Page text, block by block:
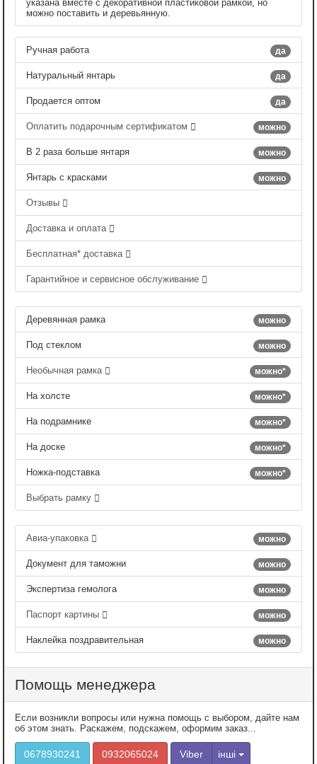
указана вместе с декоративной пластиковой рамкой, но
можно поставить и деревьянную.
да
Ручная работа
да
Натуральный янтарь
да
Продается оптом
можно
Оплатить подарочным сертификатом
можно
В 2 раза больше янтаря
можно
Янтарь с красками
Отзывы
Доставка и оплата
Бесплатная* доставка
Гарантийное и сервисное обслуживание
можно
Деревянная рамка
можно
Под стеклом
можно*
Необычная рамка
можно*
На холсте
можно*
На подрамнике
можно*
На доске
можно*
Ножка-подставка
Выбрать рамку
можно
Авиа-упаковка
можно
Документ для таможни
можно
Экспертиза гемолога
можно
Паспорт картины
можно
Наклейка поздравительная
Помощь менеджера
Если возникли вопросы или нужна помощь с выбором, дайте нам
об этом знать. Раскажем, подскажем, оформим заказ...
0678930241 0932065024 Viber інші